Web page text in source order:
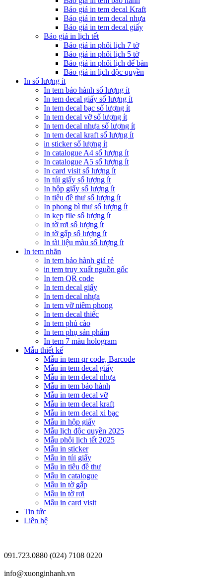
Báo giá in tem decal Kraft
Báo giá in tem decal nhựa
Báo giá in tem decal giấy
Báo giá in lịch tết
Báo giá in phôi lịch 7 tờ
Báo giá in phôi lịch 5 tờ
Báo giá in phôi lịch để bàn
Báo giá in lịch độc quyền
In số lượng ít
In tem bảo hành số lượng ít
In tem decal giấy số lượng ít
In tem decal bạc số lượng ít
In tem decal vỡ số lượng ít
In tem decal nhựa số lượng ít
In tem decal kraft số lượng ít
in sticker số lượng ít
In catalogue A4 số lượng ít
In catalogue A5 số lượng ít
In card visit số lượng ít
In túi giấy số lượng ít
In hộp giấy số lượng ít
In tiêu đề thư số lượng ít
In phong bì thư số lượng ít
In kẹp file số lượng ít
In tờ rơi số lượng ít
In tờ gấp số lượng ít
In tài liệu màu số lượng ít
In tem nhãn
In tem bảo hành giá rẻ
in tem truy xuất nguồn gốc
In tem QR code
In tem decal giấy
In tem decal nhựa
In tem vỡ niêm phong
In tem decal thiếc
In tem phủ cào
In tem phụ sản phẩm
In tem 7 màu hologram
Mẫu thiết kế
Mẫu in tem qr code, Barcode
Mẫu in tem decal giấy
Mẫu in tem decal nhựa
Mẫu in tem bảo hành
Mẫu in tem decal vỡ
Mẫu in tem decal kraft
Mẫu in tem decal xi bạc
Mẫu in hộp giấy
Mẫu lịch độc quyền 2025
Mẫu phôi lịch tết 2025
Mẫu in sticker
Mẫu in túi giấy
Mẫu in tiêu đề thư
Mẫu in catalogue
Mẫu in tờ gấp
Mẫu in tờ rơi
Mẫu in card visit
Tin tức
Liên hệ
091.723.0880 (024) 7108 0220
info@xuonginhanh.vn